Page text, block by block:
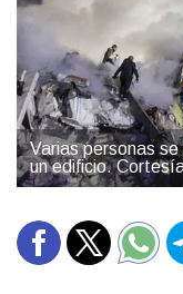
Varias personas
un edificio.